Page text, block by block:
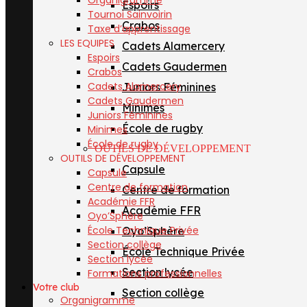
Espoirs
Crabos
Cadets Alamercery
Cadets Gaudermen
Juniors Féminines
Minimes
École de rugby
OUTILS DE DÉVELOPPEMENT
Capsule
Centre de formation
Académie FFR
Oyo’Sphère
École Technique Privée
Section lycée
Section collège
Tournoi Sainvoirin
Taxe d’apprentissage
LES EQUIPES
Espoirs
Crabos
Cadets Alamercery
Cadets Gaudermen
Juniors Féminines
Minimes
École de rugby
OUTILS DE DÉVELOPPEMENT
Capsule
Centre de formation
Académie FFR
Oyo’Sphère
École Technique Privée
Section collège
Section lycée
Formations professionnelles
Votre club
Organigramme